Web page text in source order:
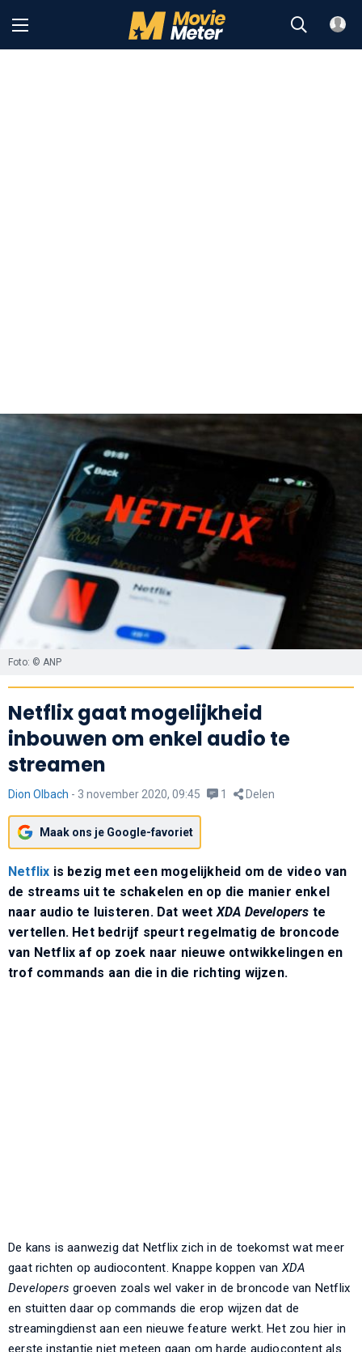
Foto: © ANP
Netflix gaat mogelijkheid
inbouwen om enkel audio te
streamen
Dion Olbach - 3 november 2020, 09:45 1 Delen
Maak ons je Google-favoriet
Netflix is bezig met een mogelijkheid om de video van
de streams uit te schakelen en op die manier enkel
naar audio te luisteren. Dat weetXDA Developers te
vertellen. Het bedrijf speurt regelmatig de broncode
van Netflix af op zoek naar nieuwe ontwikkelingen en
trof commands aan die in die richting wijzen.
De kans is aanwezig dat Netflix zich in de toekomst wat meer
gaat richten op audiocontent. Knappe koppen van XDA
Developersgroeven zoals wel vaker in de broncode van Netflix
en stuitten daar op commands die erop wijzen dat de
streamingdienst aan een nieuwe feature werkt. Het zou hier in
eerste instantie niet meteen gaan om harde audiocontent als